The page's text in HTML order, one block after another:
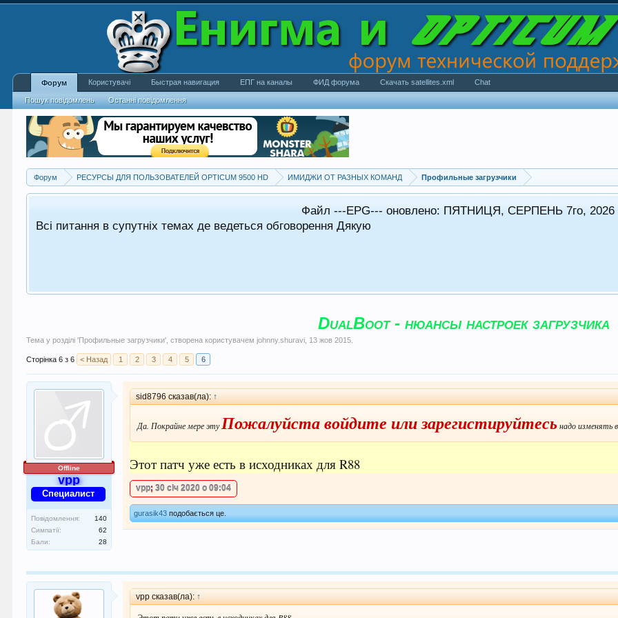
Форум РЕСУРСЫ ДЛЯ ПОЛЬЗОВАТЕЛЕЙ OPTICUM 9500 HD ИМИДЖИ ОТ РАЗНЫХ КОМАНД Профильные загрузчики
Файл ---EPG--- оновлено: ПЯТНИЦЯ, СЕРПЕНЬ 7го, 2026
Всі питання в супутніх темах де ведеться обговорення Дякую
DualBoot - нюансы настроек загрузчика
Тема у розділі 'Профильные загрузчики', створена користувачемjohnny.shuravi 13 жов 2015
Сторінка 6 з 6 < Назад 1 2 3 4 5 6
Offline
vpp
Специалист
Повідомлення:
140
Симпатії:
62
Бали:
28
sid8796 сказав(ла):↑
Да. Покрайне мере этуПожалуйста войдите или зарегистируйтесьнадо изменять
Этот патч уже есть в исходниках для R88
vpp; 30 січ 2020 о 09:04
gurasik43 подобається це.
vpp сказав(ла):↑
Форум
Пошук повідомлень Останні повідомлення
Користувачі Быстрая навигация ЕПГ на каналы ФИД форума Скачать satellites.xml Chat